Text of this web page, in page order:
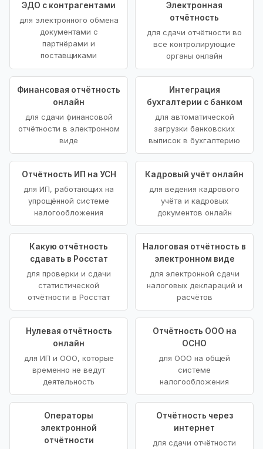
ЭДО с контрагентами
для электронного обмена
документами с
партнёрами и
поставщиками
Электронная
отчётность
для сдачи отчётности во
все контролирующие
органы онлайн
Финансовая отчётность
онлайн
для сдачи финансовой
отчётности в электронном
виде
Интеграция
бухгалтерии с банком
для автоматической
загрузки банковских
выписок в бухгалтерию
Отчётность ИП на УСН
для ИП, работающих на
упрощённой системе
налогообложения
Кадровый учёт онлайн
для ведения кадрового
учёта и кадровых
документов онлайн
Какую отчётность
сдавать в Росстат
для проверки и сдачи
статистической
отчётности в Росстат
Налоговая отчётность в
электронном виде
для электронной сдачи
налоговых деклараций и
расчётов
Нулевая отчётность
онлайн
для ИП и ООО, которые
временно не ведут
деятельность
Отчётность ООО на
ОСНО
для ООО на общей
системе
налогообложения
Операторы
электронной
отчётности
Отчётность через
интернет
для сдачи отчётности